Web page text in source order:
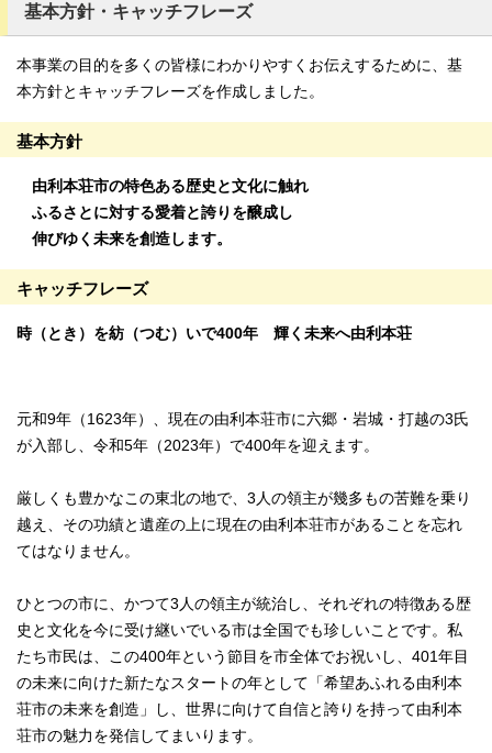
基本方針・キャッチフレーズ
本事業の目的を多くの皆様にわかりやすくお伝えするために、基
本方針とキャッチフレーズを作成しました。
基本方針
由利本荘市の特色ある歴史と文化に触れ
ふるさとに対する愛着と誇りを醸成し
伸びゆく未来を創造します。
キャッチフレーズ
時（とき）を紡（つむ）いで400年 輝く未来へ由利本荘
元和9年（1623年）、現在の由利本荘市に六郷・岩城・打越の3氏
が入部し、令和5年（2023年）で400年を迎えます。
厳しくも豊かなこの東北の地で、3人の領主が幾多もの苦難を乗り
越え、その功績と遺産の上に現在の由利本荘市があることを忘れ
てはなりません。
ひとつの市に、かつて3人の領主が統治し、それぞれの特徴ある歴
史と文化を今に受け継いでいる市は全国でも珍しいことです。私
たち市民は、この400年という節目を市全体でお祝いし、401年目
の未来に向けた新たなスタートの年として「希望あふれる由利本
荘市の未来を創造」し、世界に向けて自信と誇りを持って由利本
荘市の魅力を発信してまいります。